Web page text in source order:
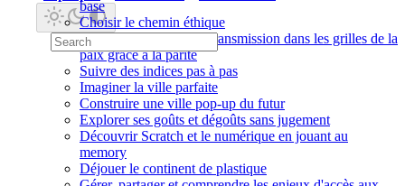
base
Choisir le chemin éthique
Corriger les erreurs de transmission dans les grilles de la
paix grâce à la parité
Suivre des indices pas à pas
Imaginer la ville parfaite
Construire une ville pop-up du futur
Explorer ses goûts et dégoûts sans jugement
Découvrir Scratch et le numérique en jouant au
memory
Déjouer le continent de plastique